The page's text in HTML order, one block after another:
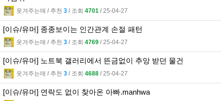
웃겨주는매 l 추천 3 l 조회 4701 l 25-04-27
[이슈/유머] 종종보이는 인간관계 손절 패턴
웃겨주는매 l 추천 3 l 조회 4769 l 25-04-27
[이슈/유머] 노트북 갤러리에서 뜬금없이 추앙 받던 물건
웃겨주는매 l 추천 3 l 조회 4688 l 25-04-27
[이슈/유머] 연락도 없이 찾아온 아빠.manhwa